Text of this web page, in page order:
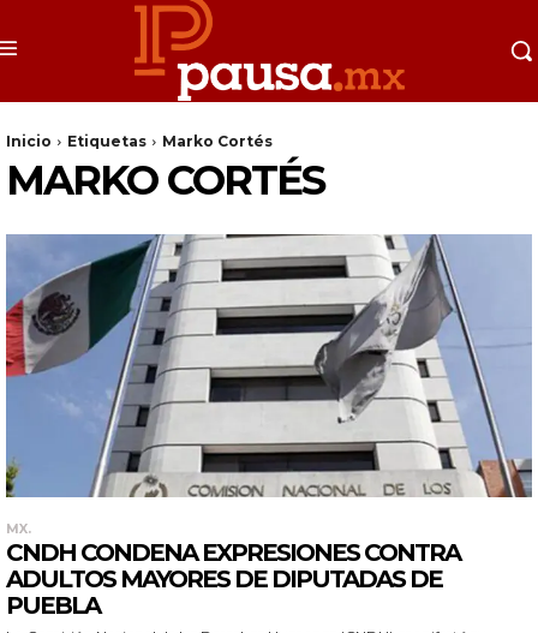
Inicio Etiquetas Marko Cortés
MARKO CORTÉS
MX.
CNDH CONDENA EXPRESIONES CONTRA
ADULTOS MAYORES DE DIPUTADAS DE
PUEBLA